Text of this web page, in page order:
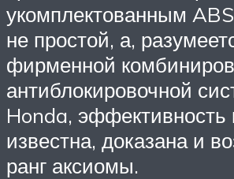
укомплектованным
не простой, а,
фирменной
антиблокировочной
Honda, эффективность
известна, доказана и
ранг аксиомы.